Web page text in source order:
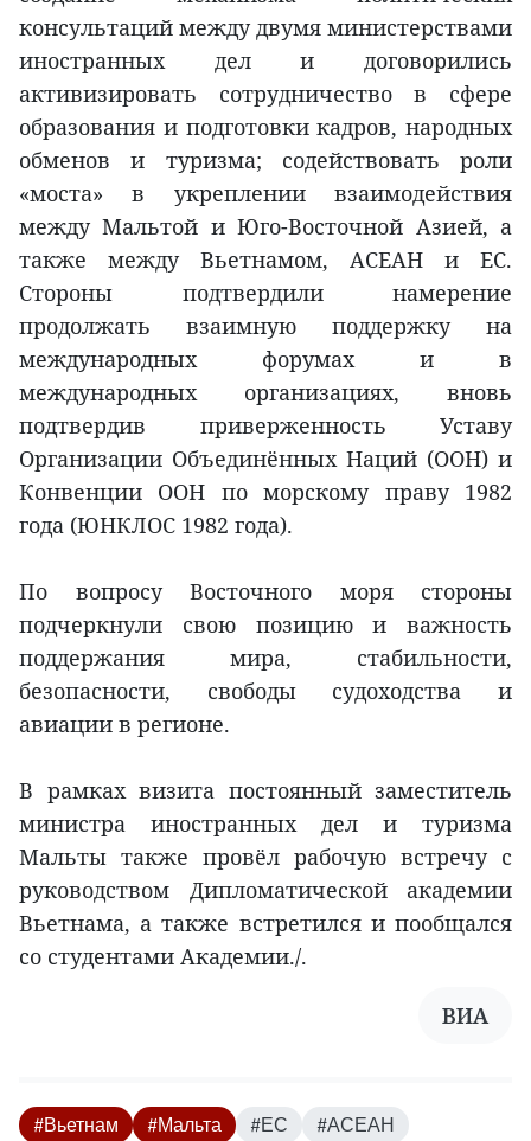
консультаций между двумя министерствами
иностранных дел и договорились
активизировать сотрудничество в сфере
образования и подготовки кадров, народных
обменов и туризма; содействовать роли
«моста» в укреплении взаимодействия
между Мальтой и Юго-Восточной Азией, а
также между Вьетнамом, АСЕАН и ЕС.
Стороны подтвердили намерение
продолжать взаимную поддержку на
международных форумах и в
международных организациях, вновь
подтвердив приверженность Уставу
Организации Объединённых Наций (ООН) и
Конвенции ООН по морскому праву 1982
года (ЮНКЛОС 1982 года).
По вопросу Восточного моря стороны
подчеркнули свою позицию и важность
поддержания мира, стабильности,
безопасности, свободы судоходства и
авиации в регионе.
В рамках визита постоянный заместитель
министра иностранных дел и туризма
Мальты также провёл рабочую встречу с
руководством Дипломатической академии
Вьетнама, а также встретился и пообщался
со студентами Академии./.
ВИА
#Вьетнам #Мальта #ЕС
#АСЕАН